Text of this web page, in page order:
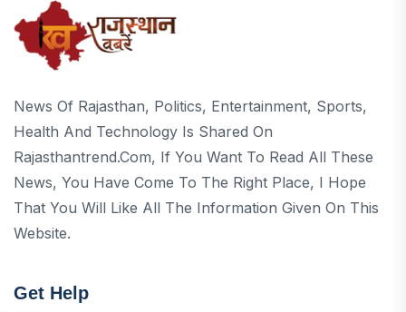
News Of Rajasthan, Politics, Entertainment, Sports,
Health And Technology Is Shared On
Rajasthantrend.com, If You Want To Read All These
News, You Have Come To The Right Place, I Hope
That You Will Like All The Information Given On This
Website.
Get Help